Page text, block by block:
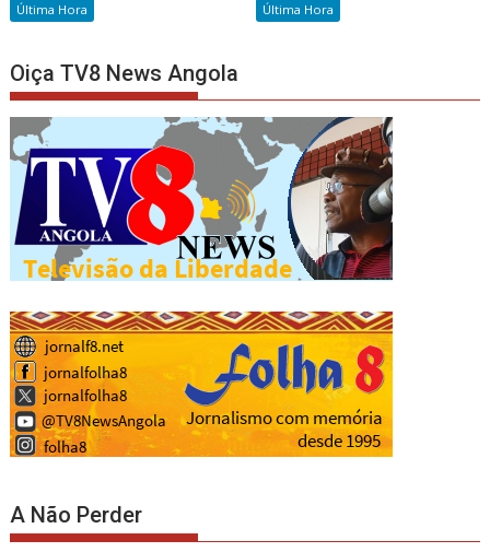
Última Hora Última Hora
Oiça TV8 News Angola
A Não Perder